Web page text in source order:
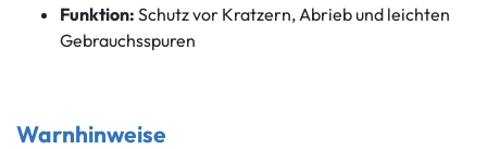
Funktion: Schutz vor Kratzern, Abrieb und leichten
Gebrauchsspuren
Warnhinweise